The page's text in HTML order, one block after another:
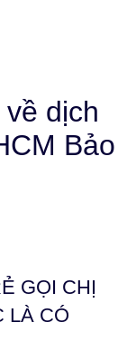
dịch
Bảo
GỌI CHỊ
LÀ CÓ